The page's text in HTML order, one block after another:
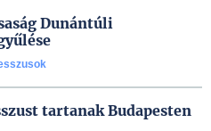
Dunántúli
tartanak Budapesten